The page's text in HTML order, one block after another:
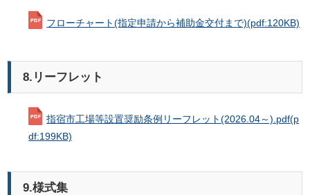
フローチャート(指定申請から補助金交付まで)(pdf:120KB)
8.リーフレット
指宿市工場等設置奨励条例リーフレット(2026.04～).pdf(p
df:199KB)
9.様式集